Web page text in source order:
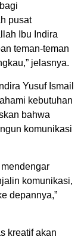
pusat
Ibu Indira
teman-teman
jelasnya.
Yusuf Ismail
kebutuhan
bahwa
komunikasi
komunikasi,
depannya,”
kreatif akan